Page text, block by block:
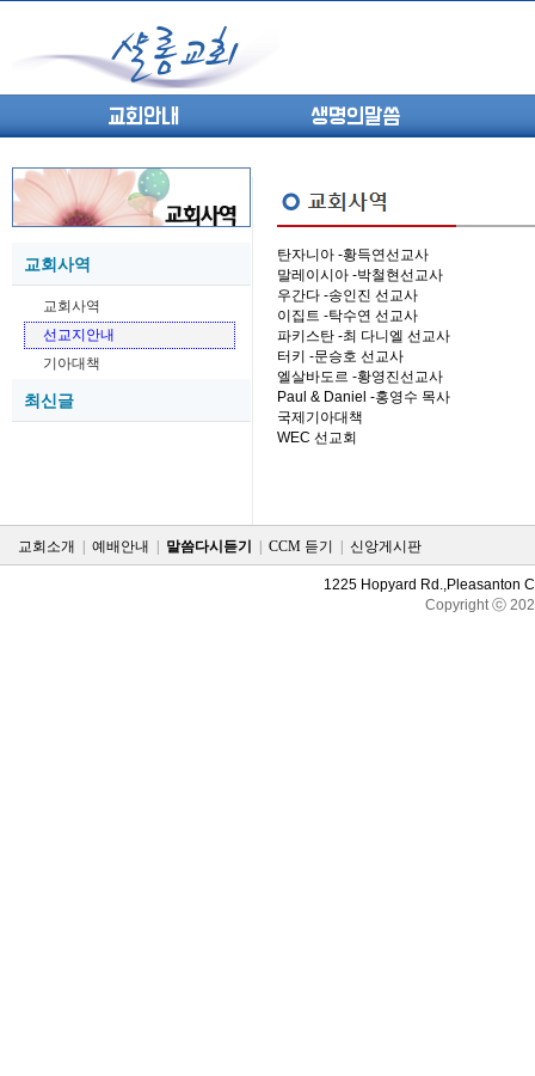
교회안내 생명의말씀
교회사역
교회사역
선교지안내
기아대책
최신글
05-27 (고린도전서13) 고전8:1-13 ...
05-26 (고린도전서12) 고전7:23-40 ...
05-21 (고린도전서11) 고전6:9-20 ...
05-20 (고린도전서10) 고전6:1~11 ...
05-20 (고린도전서9) 고전5:1-13 ...
05-18 (고린도전서8) 고전4 9-21 교...
탄자니아 -황득연선교사
말레이시아 -박철현선교사
우간다 -송인진 선교사
이집트 -탁수연 선교사
파키스탄 -최 다니엘 선교사
터키 -문승호 선교사
엘살바도르 -황영진선교사
Paul & Daniel -홍영수 목사
국제기아대책
WEC 선교회
교회소개 예배안내 말씀다시듣기 CCM 듣기 신앙게시판
1225 Hopyard Rd.,Pleasanton
Copyright ⓒ